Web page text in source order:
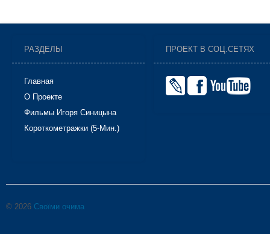
РАЗДЕЛЫ
Главная
О Проекте
Фильмы Игоря Синицына
Короткометражки (5-Мин.)
ПРОЕКТ В СОЦ.СЕТЯХ
© 2026 Своїми очима